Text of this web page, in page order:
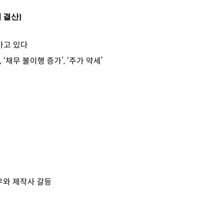
결산]
고 있다
무 불이행 증가’, ‘주가 약세’
제작사 갈등